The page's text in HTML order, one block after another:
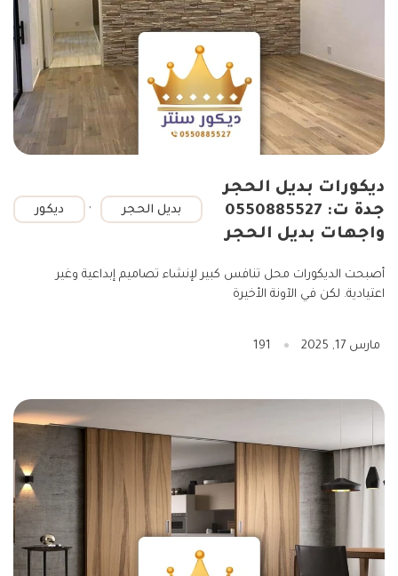
بديل الحجر , ديكور
ديكورات بديل الحجر
جدة ت: 0550885527
واجهات بديل الحجر
أصبحت الديكورات محل تنافس كبير لإنشاء تصاميم إبداعية وغير
اعتيادية. لكن في الآونة الأخيرة
مارس 17, 2025 191